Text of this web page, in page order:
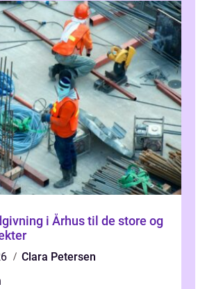
i Århus til de store og
Clara Petersen